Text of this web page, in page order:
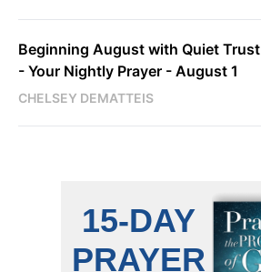
Beginning August with Quiet Trust
- Your Nightly Prayer - August 1
CHELSEY DEMATTEIS